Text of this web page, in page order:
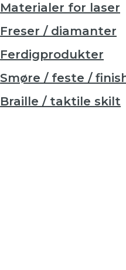
Materialer for laser
Freser / diamanter
Ferdigprodukter
Smøre / feste /
Braille / taktile skilt